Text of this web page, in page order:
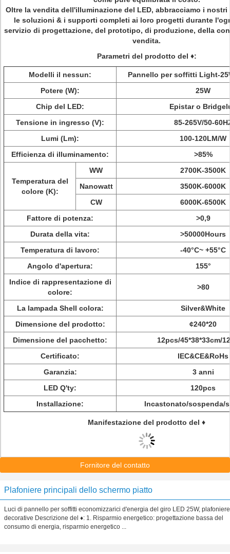
Oltre la vendita dell'illuminazione del LED, abbracciamo i
le soluzioni & i supporti completi ai loro progetti durante
servizio di progettazione, del prototipo, di produzione, della
vendita.
Parametri del prodotto del ♦:
Modelli il nessun:
Pannello per soffitti Light-
Potere (W):
25W
Chip del LED:
Epistar o
Tensione in ingresso (V):
85-265V/50-
Lumi (Lm):
100-120LM/W
Efficienza di illuminamento:
>85%
Temperatura del
colore (K):
WW
2700K-3500K
Nanowatt
3500K-6000K
CW
6000K-6500K
Fattore di potenza:
>0,9
Durata della vita:
>50000Hours
Temperatura di lavoro:
-40°C~ +55°C
Angolo d'apertura:
155°
Indice di rappresentazione di
colore:
>80
La lampada Shell colora:
Silver&White
Dimensione del prodotto:
¢240*20
Dimensione del pacchetto:
12pcs/45*38*33cm/
Certificato:
IEC&CE&RoHs
Garanzia:
3 anni
LED Q'ty:
120pcs
Installazione:
Incastonato/sospenda/
Manifestazione del prodotto del ♦
Fornitore del contatto
Plafoniere principali dello schermo piatto
Luci di pannello per soffitti economizzarici d'energia del giro LED 25W, plafoniere
decorative Descrizione del ♦: 1. Risparmio energetico: progettazione bassa del
consumo di energia, risparmio energetico ...